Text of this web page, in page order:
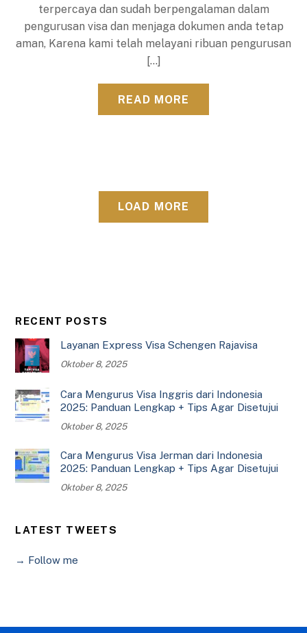
terpercaya dan sudah berpengalaman dalam
pengurusan visa dan menjaga dokumen anda tetap
aman, Karena kami telah melayani ribuan pengurusan
[…]
READ MORE
LOAD MORE
RECENT POSTS
Layanan Express Visa Schengen Rajavisa
Oktober 8, 2025
Cara Mengurus Visa Inggris dari Indonesia
2025: Panduan Lengkap + Tips Agar Disetujui
Oktober 8, 2025
Cara Mengurus Visa Jerman dari Indonesia
2025: Panduan Lengkap + Tips Agar Disetujui
Oktober 8, 2025
LATEST TWEETS
→ Follow me